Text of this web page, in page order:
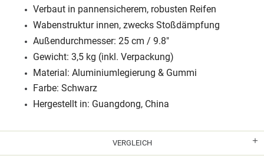
Verbaut in pannensicherem, robusten Reifen
Wabenstruktur innen, zwecks Stoßdämpfung
Außendurchmesser: 25 cm / 9.8"
Gewicht: 3,5 kg (inkl. Verpackung)
Material: Aluminiumlegierung & Gummi
Farbe: Schwarz
Hergestellt in: Guangdong, China
VERGLEICH